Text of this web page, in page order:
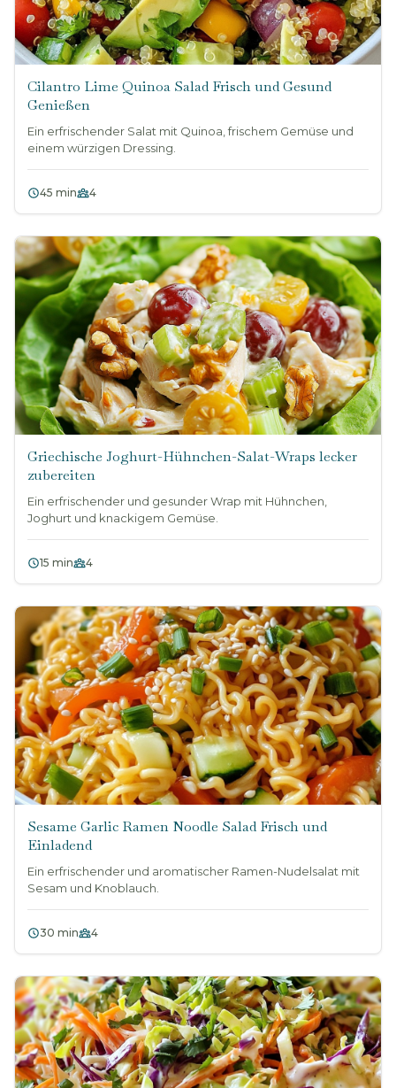
Cilantro Lime Quinoa Salad Frisch und Gesund
Genießen
Ein erfrischender Salat mit Quinoa, frischem Gemüse und
einem würzigen Dressing.
45 min 4
Griechische Joghurt-Hühnchen-Salat-Wraps lecker
zubereiten
Ein erfrischender und gesunder Wrap mit Hühnchen,
Joghurt und knackigem Gemüse.
15 min 4
Sesame Garlic Ramen Noodle Salad Frisch und
Einladend
Ein erfrischender und aromatischer Ramen-Nudelsalat mit
Sesam und Knoblauch.
30 min 4